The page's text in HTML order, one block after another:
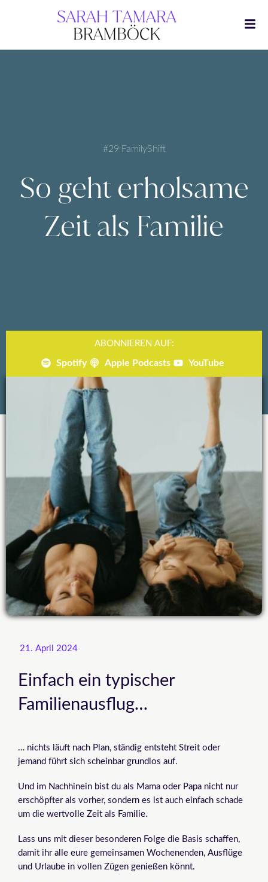
#29 FamilyShift
So geht erholsame
Zeit als Familie
ABONNIEREN AUF:
Spotify Apple Podcasts YouTube
21. April 2024
Einfach ein typischer
Familienausflug…
… nichts läuft nach Plan, ständig entsteht Streit oder
jemand führt sich scheinbar grundlos auf.
Und im Nachhinein bist du als Mama oder Papa nicht nur
erschöpfter als vorher, sondern es ist auch einfach schade
um die wertvolle Zeit als Familie.
Lass uns mit dieser besonderen Folge die Basis schaffen,
damit ihr alle eure gemeinsamen Wochenenden, Ausflüge
und Urlaube in vollen Zügen genießen könnt.